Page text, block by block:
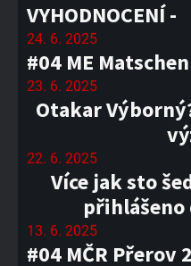
VYHODNOCENÍ -
24. 6. 2025
#04 ME
23. 6. 2025
Otakar
22. 6. 2025
Více jak sto
přihlášeno
13. 6. 2025
#04 MČR Přerov